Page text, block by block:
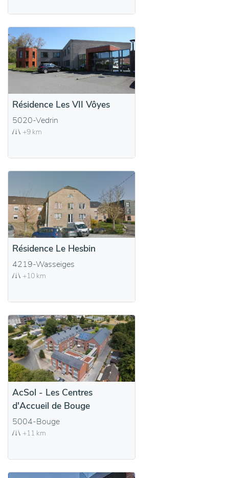
Résidence Les VII Vôyes
5020-Vedrin
+9 km
Résidence Le Hesbin
4219-Wasseiges
+10 km
AcSol - Les Centres
d'Accueil de Bouge
5004-Bouge
+11 km